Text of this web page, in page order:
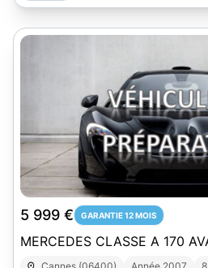
5 999 € GARANTIE 12 MOIS
MERCEDES CLASSE A 170